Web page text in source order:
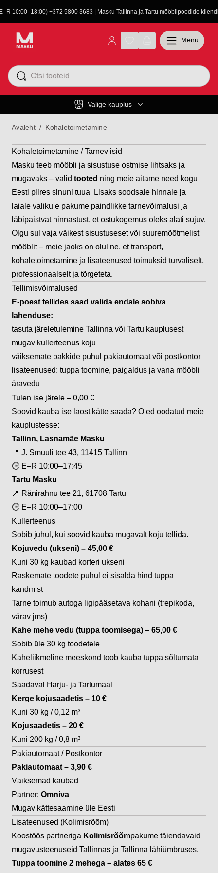
10:00–18:00) +372 5800 3683 | Masku Tallinna ja Tartu mööblipoodide
Valige kauplus
Menu
Avaleht / Kohaletoimetamine
Kohaletoimetamine / Tarneviisid
Masku teeb mööbli ja sisustuse ostmise lihtsaks ja
mugavaks – valid tooted ning meie aitame need kogu
Eesti piires sinuni tuua. Lisaks soodsale hinnale ja
laiale valikule pakume paindlikke tarnevõimalusi ja
läbipaistvat hinnastust, et ostukogemus oleks alati sujuv.
Olgu sul vaja väikest sisustuseset või suuremõõtmelist
mööblit – meie jaoks on oluline, et transport,
kohaletoimetamine ja lisateenused toimuksid turvaliselt,
professionaalselt ja tõrgeteta.
Tellimisvõimalused
E-poest tellides saad valida endale sobiva
lahenduse:
tasuta järeletulemine Tallinna või Tartu kauplusest
mugav kullerteenus koju
väiksemate pakkide puhul pakiautomaat või postkontor
lisateenused: tuppa toomine, paigaldus ja vana mööbli
äravedu
Tulen ise järele – 0,00 €
Soovid kauba ise laost kätte saada? Oled oodatud meie
kauplustesse:
Tallinn, Lasnamäe Masku
📍 J. Smuuli tee 43, 11415 Tallinn
🕒 E–R 10:00–17:45
Tartu Masku
📍 Ränirahnu tee 21, 61708 Tartu
🕒 E–R 10:00–17:00
Kullerteenus
Sobib juhul, kui soovid kauba mugavalt koju tellida.
Kojuvedu (ukseni) – 45,00 €
Kuni 30 kg kaubad korteri ukseni
Raskemate toodete puhul ei sisalda hind tuppa
kandmist
Tarne toimub autoga ligipääsetava kohani (trepikoda,
värav jms)
Kahe mehe vedu (tuppa toomisega) – 65,00 €
Sobib üle 30 kg toodetele
Kaheliikmeline meeskond toob kauba tuppa sõltumata
korrusest
Saadaval
Harju- ja Tartumaal
Kerge kojusaadetis – 10 €
Kuni 30 kg / 0,12 m³
Kojusaadetis – 20 €
Kuni 200 kg / 0,8 m³
Pakiautomaat / Postkontor
Pakiautomaat – 3,90 €
Väiksemad kaubad
Partner: Omniva
Mugav kättesaamine üle Eesti
Lisateenused (Kolimisrõõm)
Koostöös partneriga Kolimisrõõmpakume täiendavaid
mugavusteenuseid Tallinnas ja Tallinna lähiümbruses.
Tuppa toomine 2 mehega – alates 65 €